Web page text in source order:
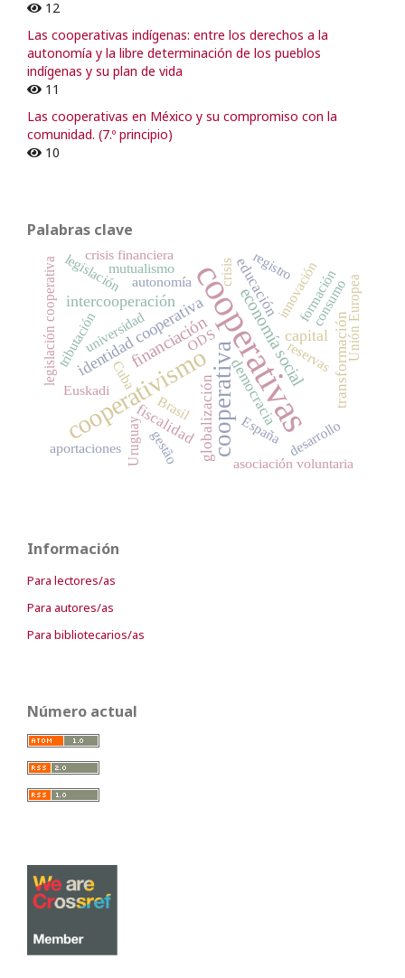
12
Las cooperativas indígenas: entre los derechos a la
autonomía y la libre determinación de los pueblos
indígenas y su plan de vida
11
Las cooperativas en México y su compromiso con la
comunidad. (7.º principio)
10
Palabras clave
cooperativas
cooperativismocooperativa
economía social
financiación capital
identidad cooperativa
intercooperación
fiscalidad
transformación
educación
democracia
globalización
innovación
desarrollo
universidad
legislación cooperativa Cuba
autonomía
legislación
Uruguay
crisis
España
formación
Euskadi
Unión Europea
aportaciones
tributación
crisis financiera
reservas
registro
consumo
asociación voluntaria
Brasil
gestão
mutualismo
ODS
Información
Para lectores/as
Para autores/as
Para bibliotecarios/as
Número actual